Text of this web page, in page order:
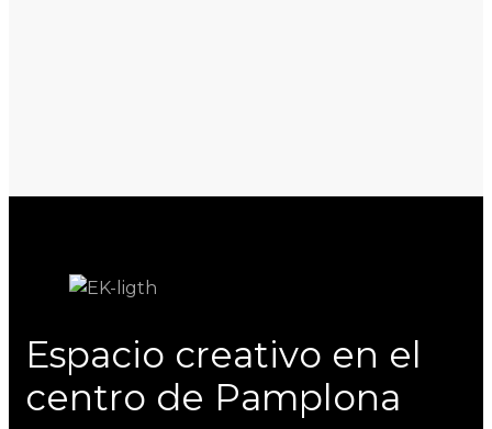
Espacio creativo en el
centro de Pamplona